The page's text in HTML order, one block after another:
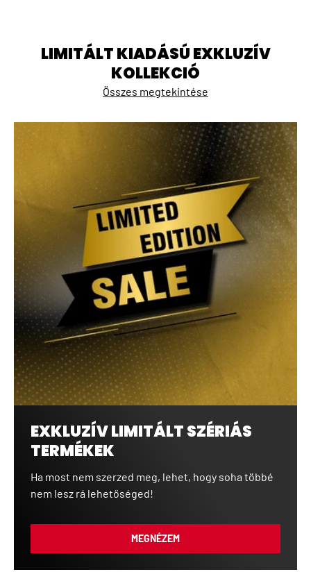
LIMITÁLT KIADÁSÚ EXKLUZÍV
KOLLEKCIÓ
Összes megtekintése
EXKLUZÍV LIMITÁLT SZÉRIÁS
TERMÉKEK
Ha most nem szerzed meg, lehet, hogy soha többé
nem lesz rá lehetőséged!
MEGNÉZEM